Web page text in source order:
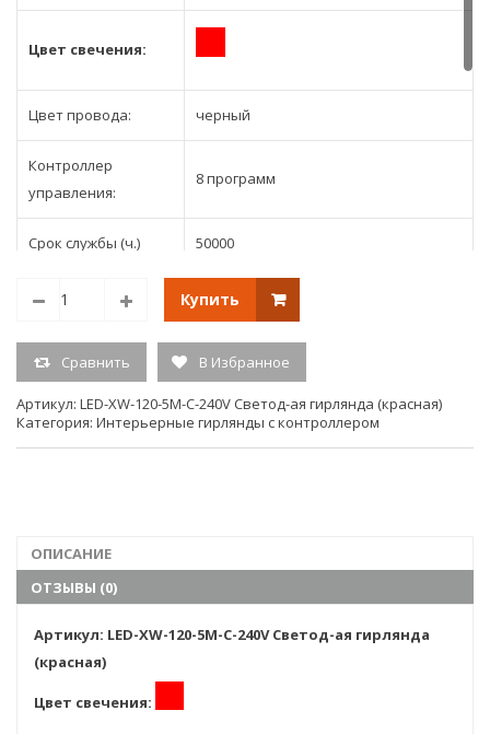
20м
Цвет свечения:
Цвет провода: черный
Контроллер
управления:
8 программ
Срок службы (ч.) 50000
Напряжение 220V
Размер 5м.
Кол-во светодиодов 120
Гарантия: 6мес
Купить
Сравнить В Избранное
Артикул: LED-XW-120-5M-C-240V Светод-ая гирлянда (красная)
Категория: Интерьерные гирлянды с контроллером
ОПИСАНИЕ
ОТЗЫВЫ (0)
Артикул: LED-XW-120-5M-C-240V Светод-ая гирлянда
(красная)
Цвет свечения: